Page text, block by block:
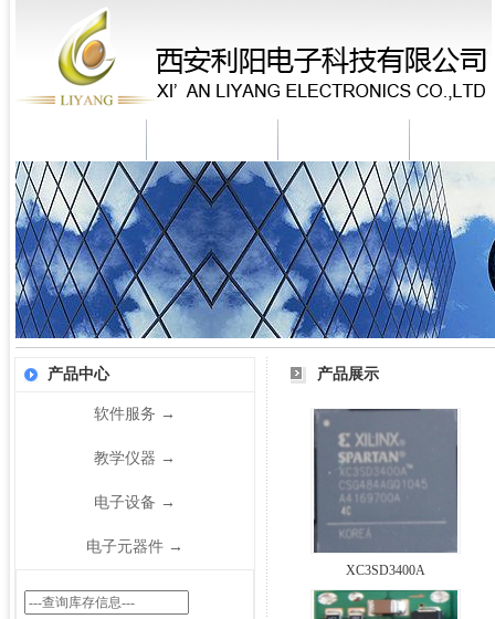
产品中心
软件服务 →
教学仪器 →
电子设备 →
电子元器件 →
产品展示
XC3SD3400A